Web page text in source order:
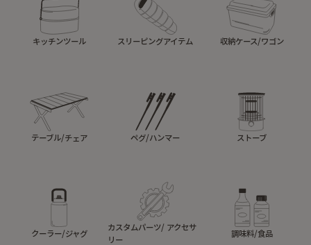
キッチンツール スリーピングアイテム 収納ケース/ワゴン
テーブル/チェア ペグ/ハンマー ストーブ
クーラー/ジャグ
カスタムパーツ/ アクセサ
リー
調味料/食品